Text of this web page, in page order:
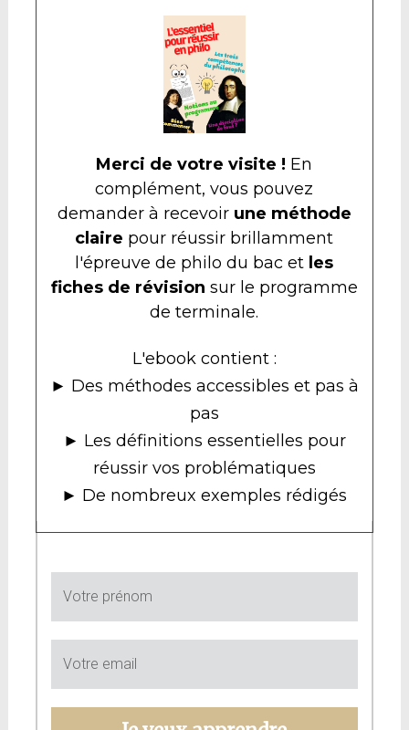
Merci de votre visite ! En
complément, vous pouvez
demander à recevoir une méthode
claire pour réussir brillamment
l'épreuve de philo du bac et les
fiches de révision sur le programme
de terminale.
L'ebook contient :
► Des méthodes accessibles et pas à
pas
► Les définitions essentielles pour
réussir vos problématiques
► De nombreux exemples rédigés